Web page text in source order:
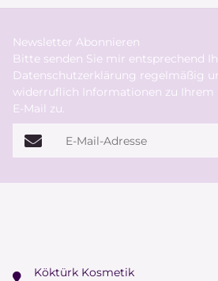
Newsletter Abonnieren
Bitte senden Sie mir entsprechend
Datenschutzerklärung regelmäßig
widerruflich Informationen zu
E-Mail zu.
E-Mail-Adresse
Köktürk Kosmetik